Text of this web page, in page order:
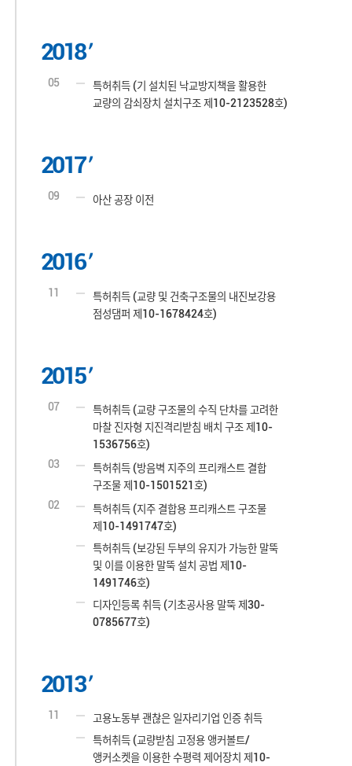
2018
05
특허취득 (기 설치된 낙교방지책을 활용한
교량의 감쇠장치 설치구조 제10-2123528호)
2017
09 아산 공장 이전
2016
11
특허취득 (교량 및 건축구조물의 내진보강용
점성댐퍼 제10-1678424호)
2015
07
특허취득 (교량 구조물의 수직 단차를 고려한
마찰 진자형 지진격리받침 배치 구조 제10-
1536756호)
03
특허취득 (방음벽 지주의 프리캐스트 결합
구조물 제10-1501521호)
02
특허취득 (지주 결합용 프리캐스트 구조물
제10-1491747호)
특허취득 (보강된 두부의 유지가 가능한 말뚝
및 이를 이용한 말뚝 설치 공법 제10-
1491746호)
디자인등록 취득 (기초공사용 말뚝 제30-
0785677호)
2013
11
고용노동부 괜찮은 일자리기업 인증 취득
특허취득 (교량받침 고정용 앵커볼트/
앵커소켓을 이용한 수평력 제어장치 제10-